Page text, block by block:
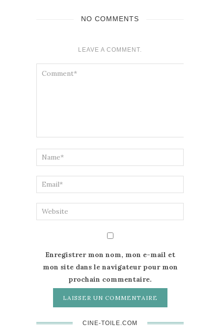
NO COMMENTS
LEAVE A COMMENT.
Enregistrer mon nom, mon e-mail et
mon site dans le navigateur pour mon
prochain commentaire.
CINE-TOILE.COM